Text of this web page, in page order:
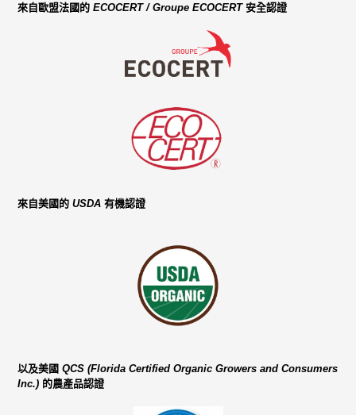
來自歐盟法國的 ECOCERT / Groupe ECOCERT安全認證
來自美國的 USDA 有機認證
以及美國 QCS (Florida Certified Organic Growers and Consumers
Inc.) 的農產品認證